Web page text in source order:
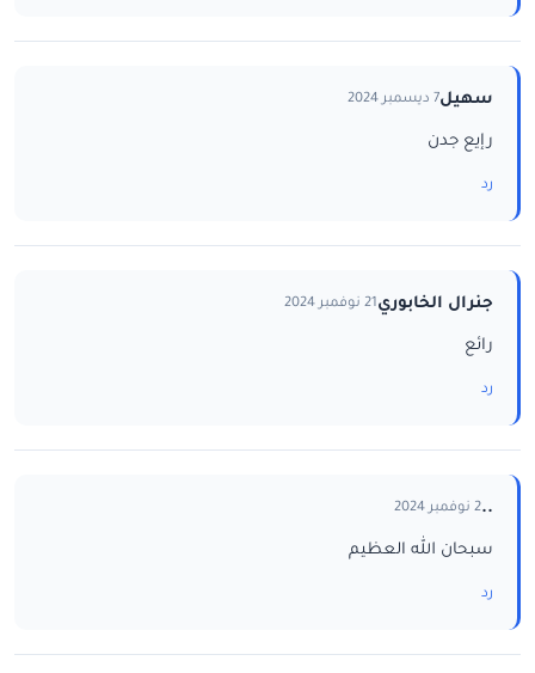
سهيل7 ديسمبر 2024
رإيع جدن
رد
جنرال الخابوري21 نوفمبر 2024
رائع
رد
..2 نوفمبر 2024
سبحان الله العظيم
رد